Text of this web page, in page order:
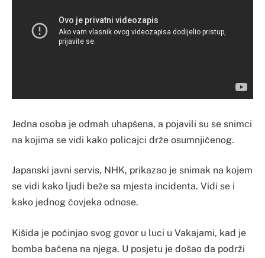
Jedna osoba je odmah uhapšena, a pojavili su se snimci
na kojima se vidi kako policajci drže osumnjičenog.
Japanski javni servis, NHK, prikazao je snimak na kojem
se vidi kako ljudi beže sa mjesta incidenta. Vidi se i
kako jednog čovjeka odnose.
Kišida je počinjao svog govor u luci u Vakajami, kad je
bomba bačena na njega. U posjetu je došao da podrži